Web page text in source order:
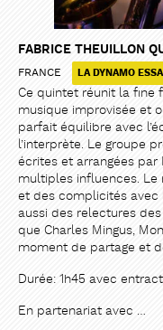
FABRICE THEUILLON
FRANCE LA DYNAMO
Ce quintet réunit la fine
musique improvisée et
parfait équilibre avec
l’interprète. Le groupe
écrites et arrangées
multiples influences.
et des complicités avec
aussi des relectures
que Charles Mingus,
moment de partage et
Durée: 1h45 avec
En partenariat avec …